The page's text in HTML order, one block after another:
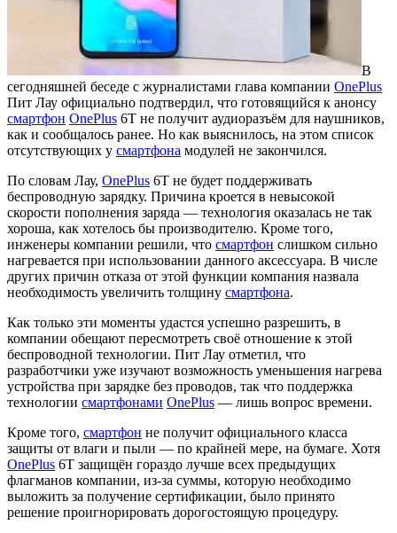
В
сегодняшней беседе с журналистами глава компании OnePlus
Пит Лау официально подтвердил, что готовящийся к анонсу
смартфон OnePlus 6T не получит аудиоразъём для наушников,
как и сообщалось ранее. Но как выяснилось, на этом список
отсутствующих у смартфона модулей не закончился.
По словам Лау, OnePlus 6T не будет поддерживать
беспроводную зарядку. Причина кроется в невысокой
скорости пополнения заряда — технология оказалась не так
хороша, как хотелось бы производителю. Кроме того,
инженеры компании решили, что смартфон слишком сильно
нагревается при использовании данного аксессуара. В числе
других причин отказа от этой функции компания назвала
необходимость увеличить толщину смартфона.
Как только эти моменты удастся успешно разрешить, в
компании обещают пересмотреть своё отношение к этой
беспроводной технологии. Пит Лау отметил, что
разработчики уже изучают возможность уменьшения нагрева
устройства при зарядке без проводов, так что поддержка
технологии смартфонами OnePlus — лишь вопрос времени.
Кроме того, смартфон не получит официального класса
защиты от влаги и пыли — по крайней мере, на бумаге. Хотя
OnePlus 6T защищён гораздо лучше всех предыдущих
флагманов компании, из-за суммы, которую необходимо
выложить за получение сертификации, было принято
решение проигнорировать дорогостоящую процедуру.